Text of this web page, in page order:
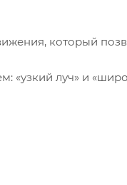
который
луч» и